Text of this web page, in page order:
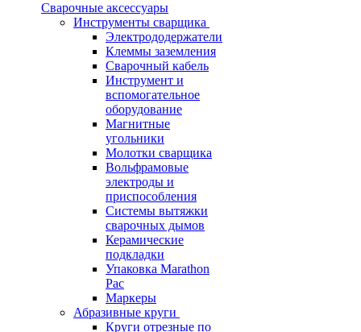
Сварочные аксессуары
Инструменты сварщика
Электрододержатели
Клеммы заземления
Сварочный кабель
Инструмент и
вспомогательное
оборудование
Магнитные
угольники
Молотки сварщика
Вольфрамовые
электроды и
приспособления
Системы вытяжки
сварочных дымов
Керамические
подкладки
Упаковка Marathon
Pac
Маркеры
Абразивные круги
Круги отрезные по